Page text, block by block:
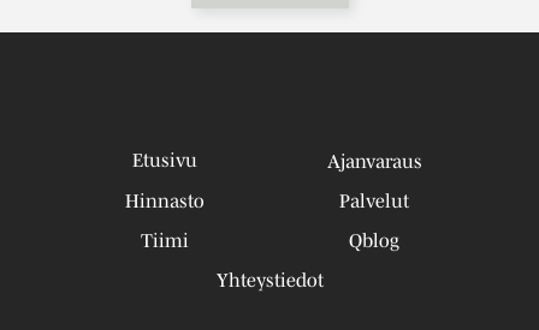
Etusivu
Ajanvaraus
Hinnasto
Palvelut
Tiimi
Qblog
Yhteystiedot